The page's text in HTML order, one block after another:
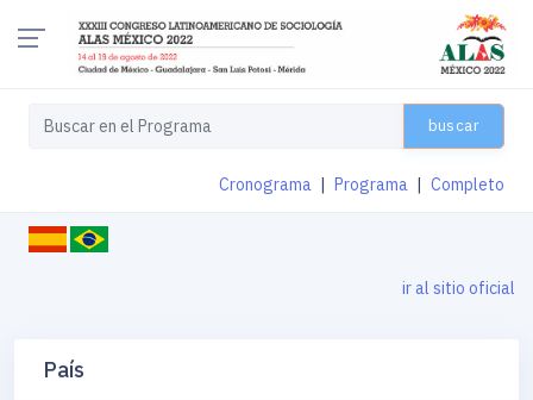
buscar
Cronograma Programa Completo
ir al sitio oficial
País